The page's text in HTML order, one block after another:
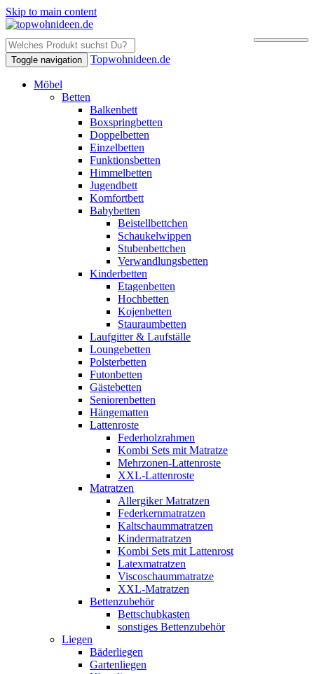
Skip to main content
Toggle navigation Topwohnideen.de
Möbel
Betten
Balkenbett
Boxspringbetten
Doppelbetten
Einzelbetten
Funktionsbetten
Himmelbetten
Jugendbett
Komfortbett
Babybetten
Beistellbettchen
Schaukelwippen
Stubenbettchen
Verwandlungsbetten
Kinderbetten
Etagenbetten
Hochbetten
Kojenbetten
Stauraumbetten
Laufgitter & Laufställe
Loungebetten
Polsterbetten
Futonbetten
Gästebetten
Seniorenbetten
Hängematten
Lattenroste
Federholzrahmen
Kombi Sets mit Matratze
Mehrzonen-Lattenroste
XXL-Lattenroste
Matratzen
Allergiker Matratzen
Federkernmatratzen
Kaltschaummatratzen
Kindermatratzen
Kombi Sets mit Lattenrost
Latexmatratzen
Viscoschaummatratze
XXL-Matratzen
Bettenzubehör
Bettschubkasten
sonstiges Bettenzubehör
Liegen
Bäderliegen
Gartenliegen